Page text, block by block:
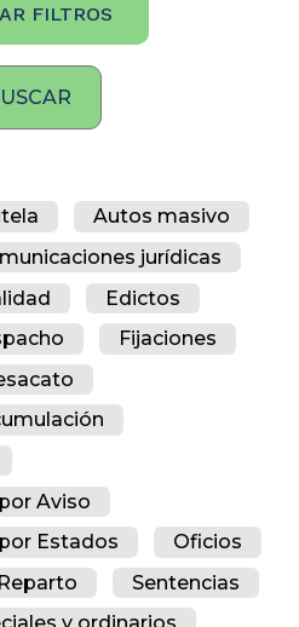
FILTROS
Autos masivo
jurídicas
Edictos
Fijaciones
Aviso
Estados
Oficios
Reparto
Sentencias